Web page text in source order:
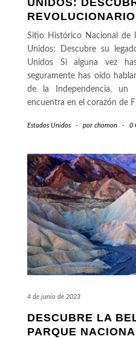
UNIDOS:
REVOLUCIONARIO
Sitio Histórico Nacional de
Unidos: Descubre su
Unidos Si alguna vez
seguramente has oído
de la Independencia, un
encuentra en el corazón de
Estados Unidos - por chomon - 0
4 de junio de 2023
DESCUBRE LA
PARQUE